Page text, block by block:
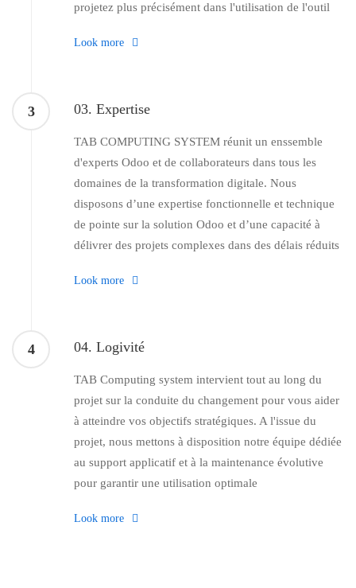
projetez plus précisément dans l'utilisation de l'outil
Look more
3 03. Expertise
TAB COMPUTING SYSTEM réunit un enssemble
d'experts Odoo et de collaborateurs dans tous les
domaines de la transformation digitale. Nous
disposons d’une expertise fonctionnelle et technique
de pointe sur la solution Odoo et d’une capacité à
délivrer des projets complexes dans des délais réduits
Look more
4 04. Logivité
TAB Computing system intervient tout au long du
projet sur la conduite du changement pour vous aider
à atteindre vos objectifs stratégiques. A l'issue du
projet, nous mettons à disposition notre équipe dédiée
au support applicatif et à la maintenance évolutive
pour garantir une utilisation optimale
Look more